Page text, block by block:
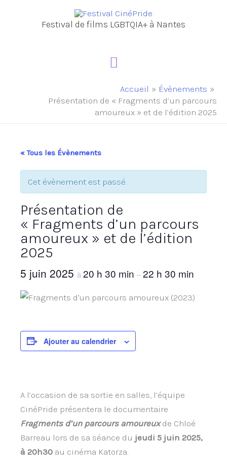
Festival de films LGBTQIA+ à Nantes
Menu
principal
Accueil
Évènements
Présentation de « Fragments d’un parcours
amoureux » et de l’édition 2025
« Tous les Évènements
Cet évènement est passé.
Présentation de
« Fragments d’un parcours
amoureux » et de l’édition
2025
5 juin 2025 à 20 h 30 min –22 h 30 min
Ajouter au calendrier
A l’occasion de sa sortie en salles, l’équipe
CinéPride présentera le documentaire
Fragments d’un parcours amoureuxde Chloé
Barreau lors de sa séance du jeudi 5 juin 2025,
à 20h30 au cinéma Katorza.